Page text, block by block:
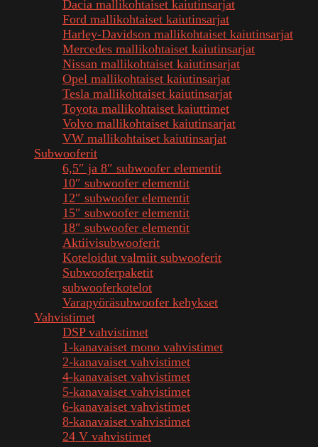
Dacia mallikohtaiset kaiutinsarjat
Ford mallikohtaiset kaiutinsarjat
Harley-Davidson mallikohtaiset kaiutinsarjat
Mercedes mallikohtaiset kaiutinsarjat
Nissan mallikohtaiset kaiutinsarjat
Opel mallikohtaiset kaiutinsarjat
Tesla mallikohtaiset kaiutinsarjat
Toyota mallikohtaiset kaiuttimet
Volvo mallikohtaiset kaiutinsarjat
VW mallikohtaiset kaiutinsarjat
Subwooferit
6,5″ ja 8″ subwoofer elementit
10″ subwoofer elementit
12″ subwoofer elementit
15″ subwoofer elementit
18″ subwoofer elementit
Aktiivisubwooferit
Koteloidut valmiit subwooferit
Subwooferpaketit
subwooferkotelot
Varapyöräsubwoofer kehykset
Vahvistimet
DSP vahvistimet
1-kanavaiset mono vahvistimet
2-kanavaiset vahvistimet
4-kanavaiset vahvistimet
5-kanavaiset vahvistimet
6-kanavaiset vahvistimet
8-kanavaiset vahvistimet
24 V vahvistimet